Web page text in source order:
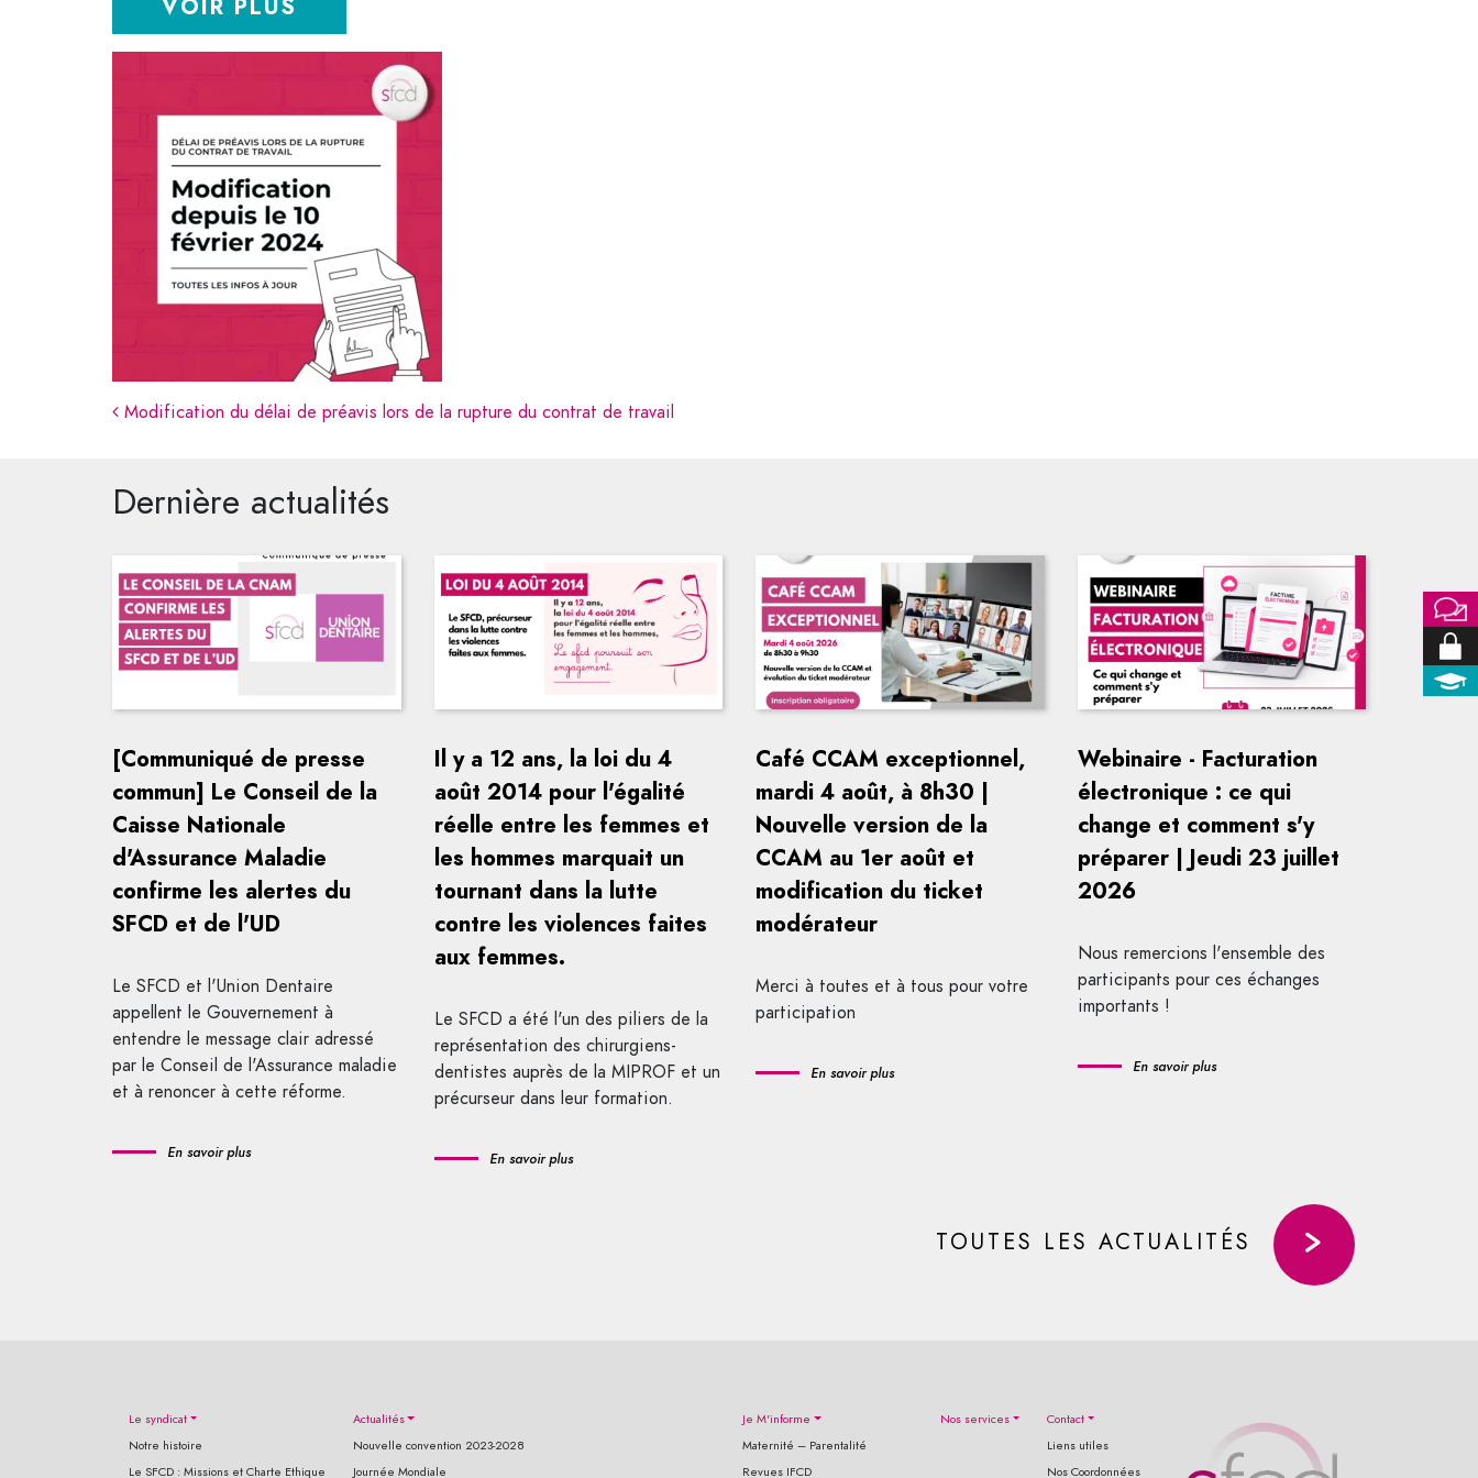
VOIR PLUS
Navigation
Modification du délai de préavis lors de la rupture du contrat de travail
Dernière actualités
[Communiqué de presse
commun] Le Conseil de la
Caisse Nationale
d'Assurance Maladie
confirme les alertes du
SFCD et de l'UD
Le SFCD et l'Union Dentaire
appellent le Gouvernement à
entendre le message clair adressé
par le Conseil de l'Assurance maladie
et à renoncer à cette réforme.
En savoir plus
Il y a 12 ans, la loi du 4
août 2014 pour l'égalité
réelle entre les femmes et
les hommes marquait un
tournant dans la lutte
contre les violences faites
aux femmes.
Le SFCD a été l'un des piliers de la
représentation des chirurgiens-
dentistes auprès de la MIPROF et un
précurseur dans leur formation.
En savoir plus
Café CCAM exceptionnel,
mardi 4 août, à 8h30 |
Nouvelle version de la
CCAM au 1er août et
modification du ticket
modérateur
Merci à toutes et à tous pour votre
participation
En savoir plus
Webinaire - Facturation
électronique : ce qui
change et comment s'y
préparer | Jeudi 23 juillet
2026
Nous remercions l'ensemble des
participants pour ces échanges
importants !
En savoir plus
TOUTES LES ACTUALITÉS
Le syndicat
Notre histoire
Le SFCD : Missions et Charte Ethique
Actualités
Nouvelle convention 2023-2028
Journée Mondiale
Je M'informe
Maternité – Parentalité
Revues IFCD
Nos services
Contact
Liens utiles
Nos Coordonnées